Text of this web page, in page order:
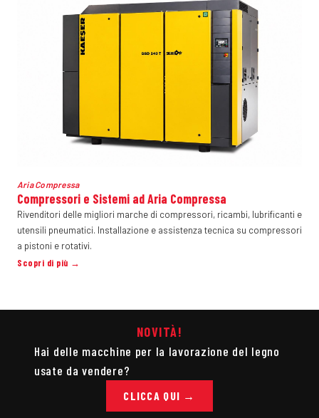
Aria Compressa
Compressori e Sistemi ad Aria Compressa
Rivenditori delle migliori marche di compressori, ricambi, lubrificanti e
utensili pneumatici. Installazione e assistenza tecnica su compressori
a pistoni e rotativi.
Scopri di più →
NOVITÀ!
Hai delle macchine per la lavorazione del legno
usate da vendere?
CLICCA QUI →